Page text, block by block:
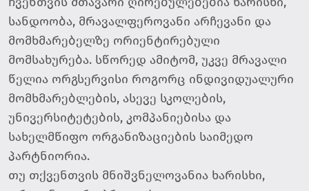
სანდოობა, მრავალფეროვანი არჩევანი და
მომხმარებელზე ორიენტირებული
მომსახურება. სწორედ ამიტომ, უკვე მრავალი
წელია ორგსერვისი როგორც ინდივიდუალური
მომხმარებლების, ასევე სკოლების,
უნივერსიტეტების, კომპანიებისა და
სახელმწიფო ორგანიზაციების საიმედო
პარტნიორია.
თუ თქვენთვის მნიშვნელოვანია ხარისხი,